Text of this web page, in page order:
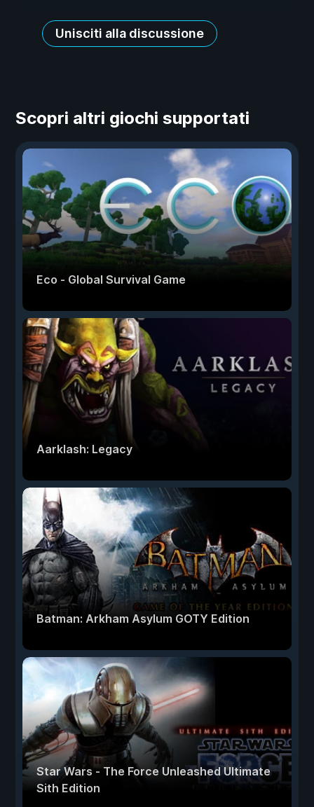
Unisciti alla discussione
Scopri altri giochi supportati
Eco - Global Survival Game
Aarklash: Legacy
Batman: Arkham Asylum GOTY Edition
Star Wars - The Force Unleashed Ultimate
Sith Edition